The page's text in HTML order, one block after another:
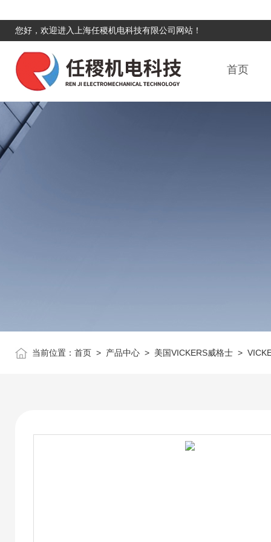
您好，欢迎进入上海任稷机电科技有限公司网站！
首页
当前位置： 首页 > 产品中心 > 美国VICKERS威格士 >